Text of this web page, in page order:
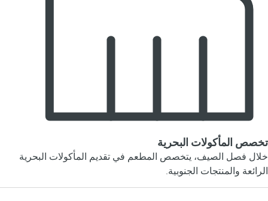
تخصص المأكولات البحرية
خلال فصل الصيف، يتخصص المطعم في تقديم المأكولات البحرية
الرائعة والمنتجات الجنوبية.